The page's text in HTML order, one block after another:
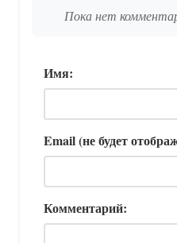
Пока нет
Имя:
Email (не будет
Комментарий: